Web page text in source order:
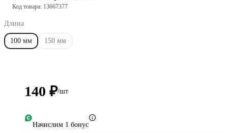
Код товара: 13667377
Длина
100 мм 150 мм
140 ₽/шт
Начислим 1 бонус